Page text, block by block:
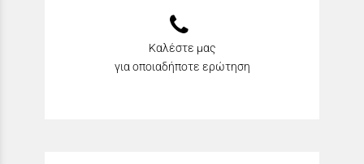
Καλέστε μας
για οποιαδήποτε ερώτηση